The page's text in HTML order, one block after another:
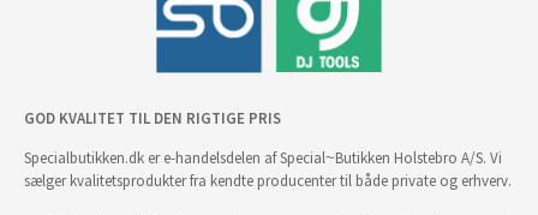
GOD KVALITET TIL DEN RIGTIGE PRIS
Specialbutikken.dk er e-handelsdelen af Special~Butikken Holstebro A/S. Vi
sælger kvalitetsprodukter fra kendte producenter til både private og erhverv.